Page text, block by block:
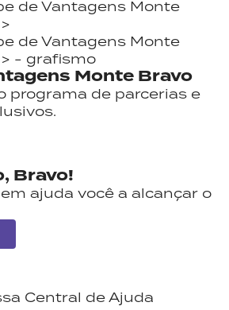
Monte Bravo
programa de parcerias e
Bravo!
ajuda você a alcançar o
Central de Ajuda